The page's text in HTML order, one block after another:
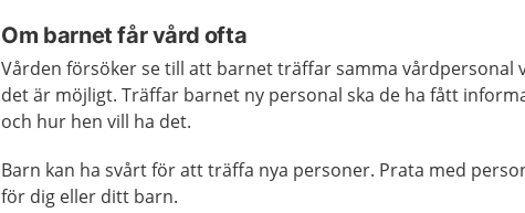
Om barnet får vård ofta
Vården försöker se till att barnet träffar samma vårdpersonal
det är möjligt. Träffar barnet ny personal ska de ha fått
och hur hen vill ha det.
Barn kan ha svårt för att träffa nya personer. Prata med
för dig eller ditt barn.